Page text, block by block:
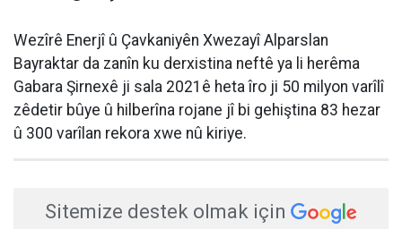
Wezîrê Enerjî û Çavkaniyên Xwezayî Alparslan
Bayraktar da zanîn ku derxistina neftê ya li herêma
Gabara Şirnexê ji sala 2021ê heta îro ji 50 milyon varîlî
zêdetir bûye û hilberîna rojane jî bi gehiştina 83 hezar
û 300 varîlan rekora xwe nû kiriye.
Sitemize destek olmak için